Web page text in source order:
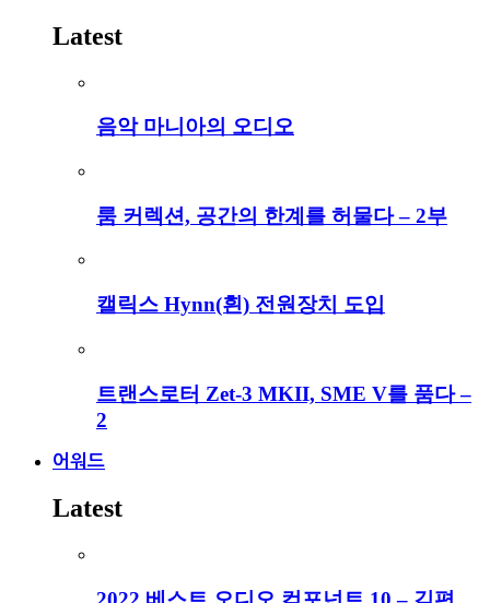
Latest
음악 마니아의 오디오
룸 커렉션, 공간의 한계를 허물다 – 2부
캘릭스 Hynn(흰) 전원장치 도입
트랜스로터 Zet-3 MKII, SME V를 품다 –
2
어워드
Latest